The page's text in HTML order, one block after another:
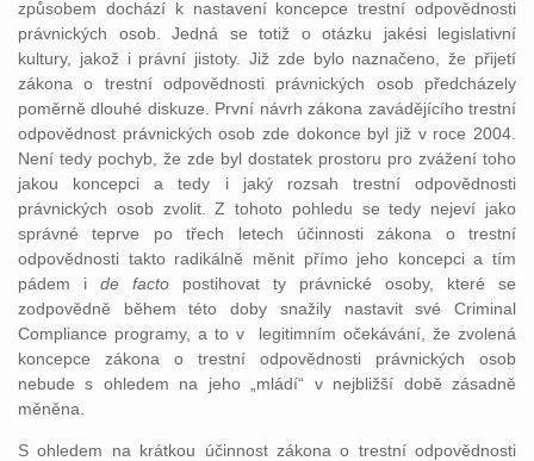
způsobem dochází k nastavení koncepce trestní odpovědnosti
právnických osob. Jedná se totiž o otázku jakési legislativní
kultury, jakož i právní jistoty. Již zde bylo naznačeno, že přijetí
zákona o trestní odpovědnosti právnických osob předcházely
poměrně dlouhé diskuze. První návrh zákona zavádějícího trestní
odpovědnost právnických osob zde dokonce byl již v roce 2004.
Není tedy pochyb, že zde byl dostatek prostoru pro zvážení toho
jakou koncepci a tedy i jaký rozsah trestní odpovědnosti
právnických osob zvolit. Z tohoto pohledu se tedy nejeví jako
správné teprve po třech letech účinnosti zákona o trestní
odpovědnosti takto radikálně měnit přímo jeho koncepci a tím
pádem i de facto postihovat ty právnické osoby, které se
zodpovědně během této doby snažily nastavit své Criminal
Compliance programy, a to v legitimním očekávání, že zvolená
koncepce zákona o trestní odpovědnosti právnických osob
nebude s ohledem na jeho „mládí“ v nejbližší době zásadně
měněna.
S ohledem na krátkou účinnost zákona o trestní odpovědnosti